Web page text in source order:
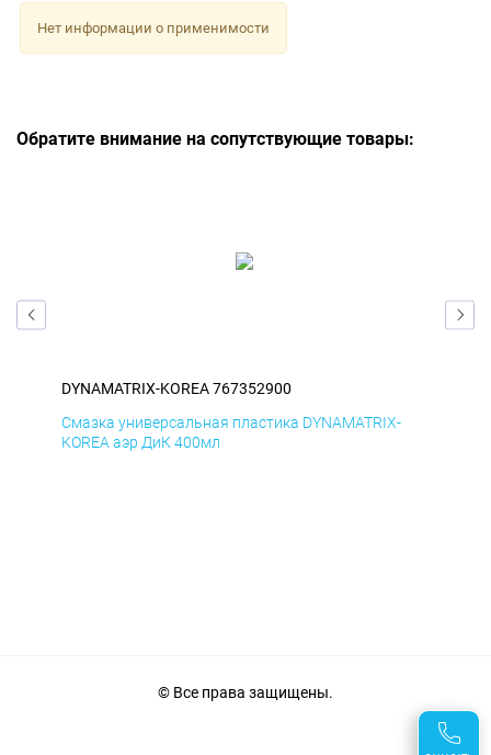
Нет информации о применимости
Обратите внимание на сопутствующие товары:
DYNAMATRIX-KOREA 767352900
Смазка универсальная пластика DYNAMATRIX-
KOREA аэр ДиК 400мл
© Все права защищены.